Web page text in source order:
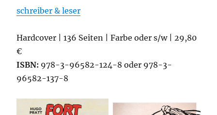
schreiber & leser
Hardcover | 136 Seiten | Farbe oder s/w | 29,80
€
ISBN: 978-3-96582-124-8 oder 978-3-
96582-137-8